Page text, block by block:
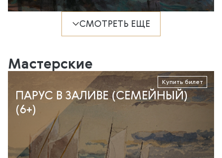
СМОТРЕТЬ ЕЩЕ
Мастерские
Купить билет
ПАРУС В ЗАЛИВЕ (СЕМЕЙНЫЙ)
(6+)